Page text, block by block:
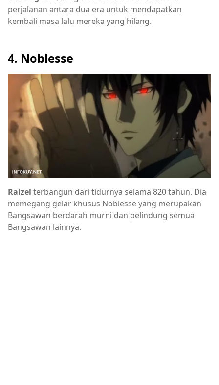
perjalanan antara dua era untuk mendapatkan
kembali masa lalu mereka yang hilang.
4. Noblesse
Raizel terbangun dari tidurnya selama 820 tahun. Dia
memegang gelar khusus Noblesse yang merupakan
Bangsawan berdarah murni dan pelindung semua
Bangsawan lainnya.